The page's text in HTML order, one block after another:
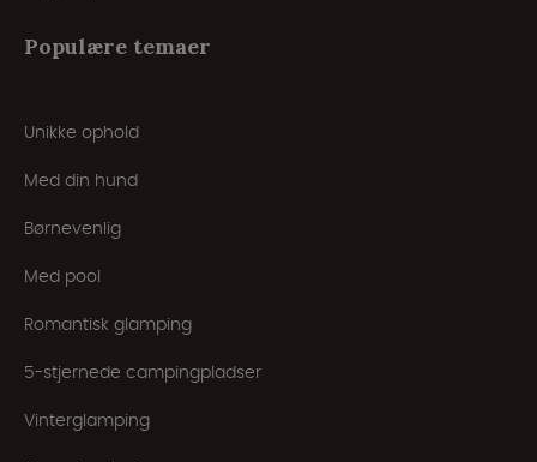
Populære temaer
Unikke ophold
Med din hund
Børnevenlig
Med pool
Romantisk glamping
5-stjernede campingpladser
Vinterglamping